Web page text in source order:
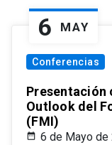
6 MAY
Conferencias
Presentación
Outlook del
(FMI)
6 de Mayo de